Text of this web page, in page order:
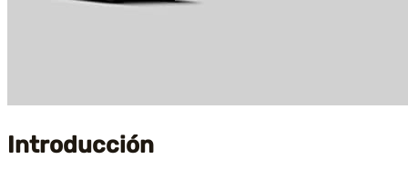
Introducción